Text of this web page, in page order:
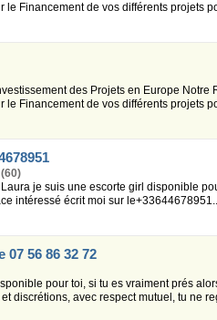
le Financement de vos différents projets
des Projets en Europe
le Financement de vos différents projets
je suis une escorte girl disponible
intéressé écrit moi sur
56 86 32 72
pour toi, si tu es vraiment prés
discrétions, avec respect mutuel, tu ne